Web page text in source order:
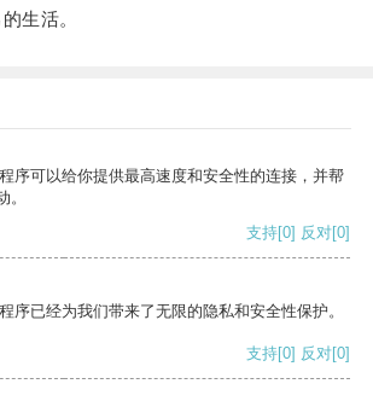
生活。
序可以给你提供最高速度和安全性的连接，并帮
支持[0] 反对[0]
序已经为我们带来了无限的隐私和安全性保护。
支持[0] 反对[0]